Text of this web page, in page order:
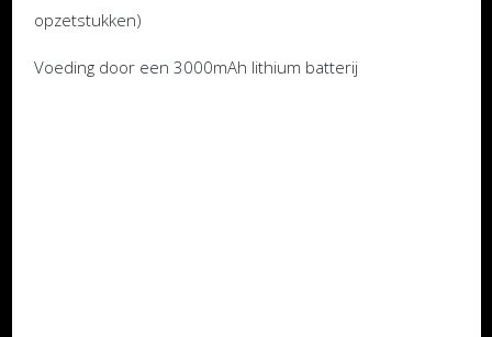
opzetstukken)
Voeding door een 3000mAh lithium batterij